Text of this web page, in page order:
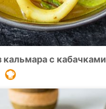
кальмара с кабачками